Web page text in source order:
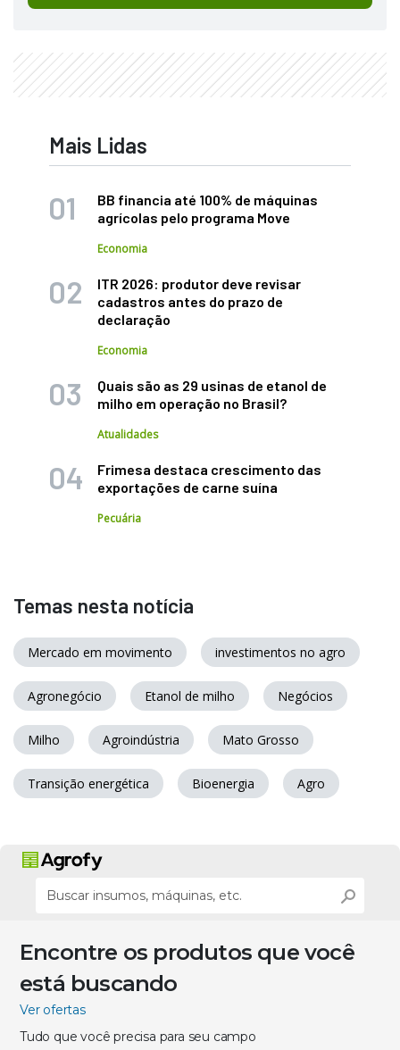
Mais Lidas
BB financia até 100% de máquinas
agrícolas pelo programa Move
Economia
ITR 2026: produtor deve revisar
cadastros antes do prazo de
declaração
Economia
Quais são as 29 usinas de etanol de
milho em operação no Brasil?
Atualidades
Frimesa destaca crescimento das
exportações de carne suína
Pecuária
Temas nesta notícia
Mercado em movimento investimentos no agro
Agronegócio Etanol de milho Negócios
Milho Agroindústria Mato Grosso
Transição energética Bioenergia Agro
Encontre os produtos que você
está buscando
Ver ofertas
Tudo que você precisa para seu campo